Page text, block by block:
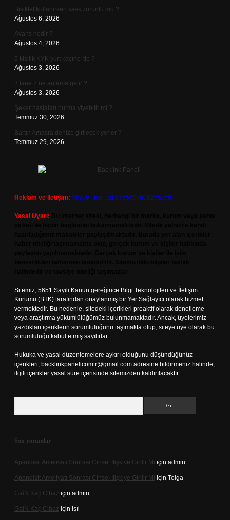
Bisiklet kullanırken kask zorunlu mu ?
Ağustos 6, 2026
Avans nedir ?
Ağustos 4, 2026
6 kişilik KYK yurt kaçıncı tip ?
Ağustos 3, 2026
3 tane 7 ne anlama gelir ?
Ağustos 3, 2026
Şeker hastaları hurma yiyebilir mi ?
Temmuz 30, 2026
Bartın Amasra denize girilecek yerler ?
Temmuz 29, 2026
Reklam ve İletişim: Skype: live:.cid.575569c608265c69
Yasal Uyarı:
Sitemiz, 5651 Sayılı Kanun gereğince Bilgi Teknolojileri ve İletişim
Kurumu (BTK) tarafından onaylanmış bir Yer Sağlayıcı olarak hizmet
vermektedir. Bu nedenle, sitedeki içerikleri proaktif olarak denetleme
veya araştırma yükümlülüğümüz bulunmamaktadır. Ancak, üyelerimiz
yazdıkları içeriklerin sorumluluğunu taşımakta olup, siteye üye olarak bu
sorumluluğu kabul etmiş sayılırlar.
Hukuka ve yasal düzenlemelere aykırı olduğunu düşündüğünüz
içerikleri, backlinkpanelicomtr@gmail.com adresine bildirmeniz halinde,
ilgili içerikler yasal süre içerisinde sitemizden kaldırılacaktır.
Son yorumlar
Apandisit Ameliyatı Sonrası Cinsel Ilişkiye Girilir Mi için admin
Apandisit Ameliyatı Sonrası Cinsel Ilişkiye Girilir Mi için Tolga
Gai̇N Kaç Cihaz için admin
Gai̇N Kaç Cihaz için Işıl